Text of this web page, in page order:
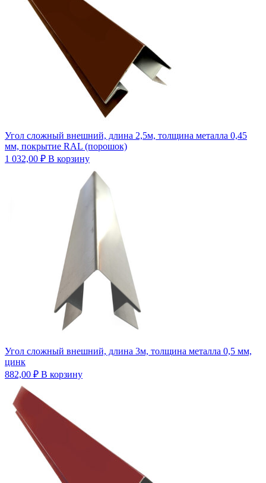
Угол сложный внешний, длина 2,5м, толщина металла 0,45
мм, покрытие RAL (порошок)
1 032,00 ₽ В корзину
Угол сложный внешний, длина 3м, толщина металла 0,5 мм,
цинк
882,00 ₽ В корзину